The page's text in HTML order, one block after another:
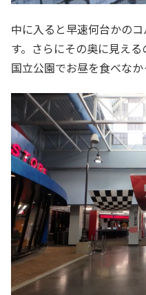
中に入ると早速何台かの
す。さらにその奥に見え
国立公園でお昼を食べなか